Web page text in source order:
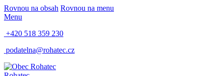
Rovnou na obsah Rovnou na menu
Menu
+420 518 359 230
podatelna@rohatec.cz